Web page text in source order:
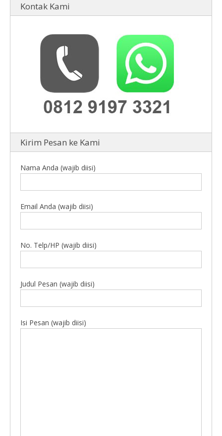
Kontak Kami
Kirim Pesan ke Kami
Nama Anda (wajib diisi)
Email Anda (wajib diisi)
No. Telp/HP (wajib diisi)
Judul Pesan (wajib diisi)
Isi Pesan (wajib diisi)